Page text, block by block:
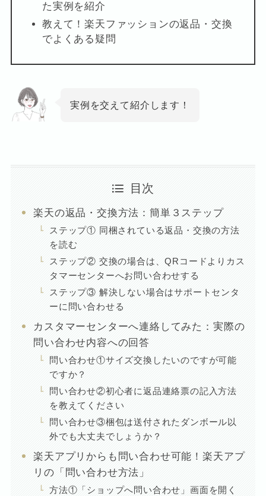
た実例を紹介
教えて！楽天ファッションの返品・交換
でよくある疑問
実例を交えて紹介します！
目次
楽天の返品・交換方法：簡単３ステップ
ステップ① 同梱されている返品・交換の方法
を読む
ステップ② 交換の場合は、QRコードよりカス
タマーセンターへお問い合わせする
ステップ③ 解決しない場合はサポートセンタ
ーに問い合わせる
カスタマーセンターへ連絡してみた：実際の
問い合わせ内容への回答
問い合わせ①サイズ交換したいのですが可能
ですか？
問い合わせ②初心者に返品連絡票の記入方法
を教えてください
問い合わせ③梱包は送付されたダンボール以
外でも大丈夫でしょうか？
楽天アプリからも問い合わせ可能！楽天アプ
リの「問い合わせ方法」
方法①「ショップへ問い合わせ」画面を開く